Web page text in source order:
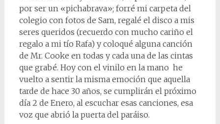
por ser un «pichabrava»; forré mi carpeta del
colegio con fotos de Sam, regalé el disco a mis
seres queridos (recuerdo con mucho cariño el
regalo a mi tío Rafa) y coloqué alguna canción
de Mr. Cooke en todas y cada una de las cintas
que grabé. Hoy con el vinilo en la mano he
vuelto a sentir la misma emoción que aquella
tarde de hace 30 años, se cumplirán el próximo
día 2 de Enero, al escuchar esas canciones, esa
voz que abrió la puerta del paráiso.